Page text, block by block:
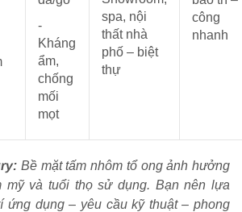
-
Kháng
ẩm,
chống
mối
mọt
spa, nội
thất nhà
phố – biệt
thự
công
nhanh
Bề mặt tấm nhôm tổ ong ảnh hưởng
mỹ và tuổi thọ sử dụng. Bạn nên lựa
ứng dụng – yêu cầu kỹ thuật – phong